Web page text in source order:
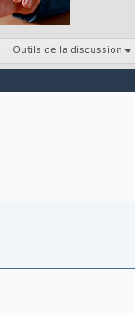
Outils de la discussion